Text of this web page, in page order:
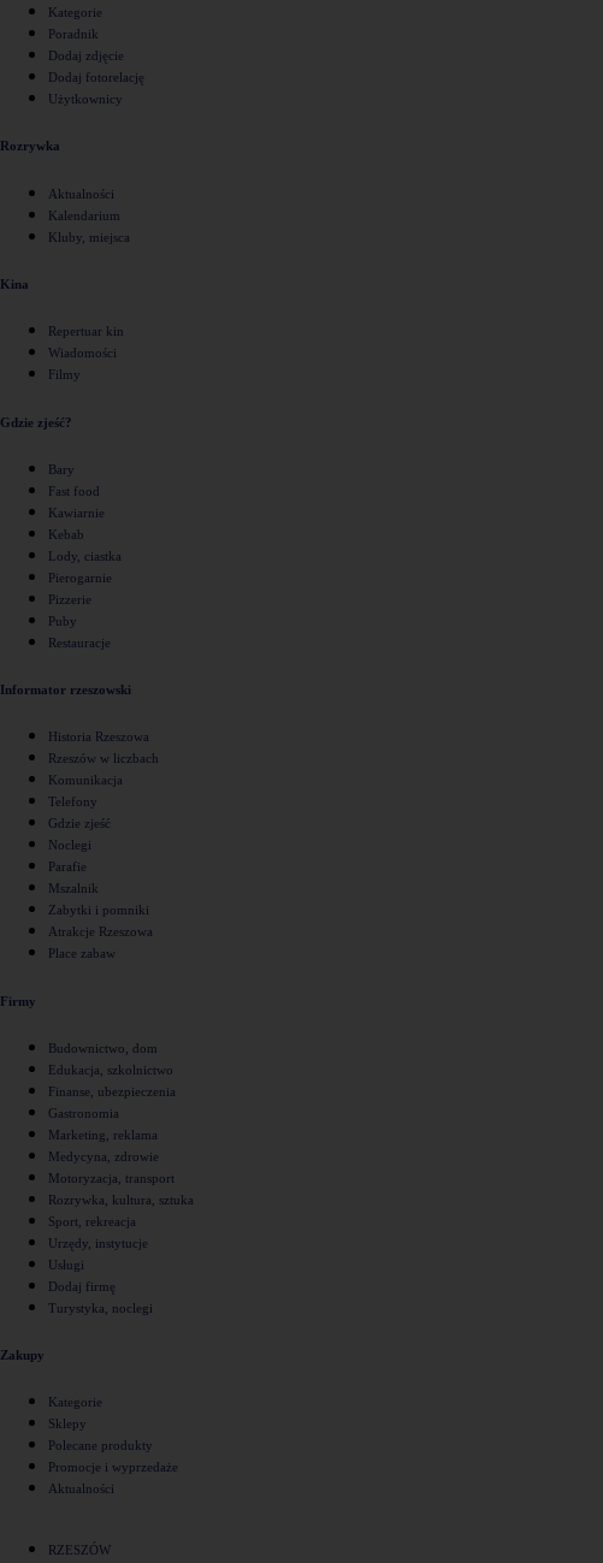
Kategorie
Poradnik
Dodaj zdjęcie
Dodaj fotorelację
Użytkownicy
Rozrywka
Aktualności
Kalendarium
Kluby, miejsca
Kina
Repertuar kin
Wiadomości
Filmy
Gdzie zjeść?
Bary
Fast food
Kawiarnie
Kebab
Lody, ciastka
Pierogarnie
Pizzerie
Puby
Restauracje
Informator rzeszowski
Historia Rzeszowa
Rzeszów w liczbach
Komunikacja
Telefony
Gdzie zjeść
Noclegi
Parafie
Mszalnik
Zabytki i pomniki
Atrakcje Rzeszowa
Place zabaw
Firmy
Budownictwo, dom
Edukacja, szkolnictwo
Finanse, ubezpieczenia
Gastronomia
Marketing, reklama
Medycyna, zdrowie
Motoryzacja, transport
Rozrywka, kultura, sztuka
Sport, rekreacja
Urzędy, instytucje
Usługi
Dodaj firmę
Turystyka, noclegi
Zakupy
Kategorie
Sklepy
Polecane produkty
Promocje i wyprzedaże
Aktualności
RZESZÓW